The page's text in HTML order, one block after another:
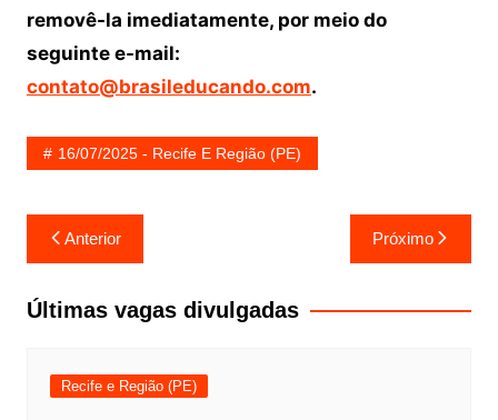
removê-la imediatamente, por meio do
seguinte e-mail:
contato@brasileducando.com.
16/07/2025 - Recife E Região (PE)
Navegação
de
Post
Anterior Próximo
Últimas vagas divulgadas
Recife e Região (PE)